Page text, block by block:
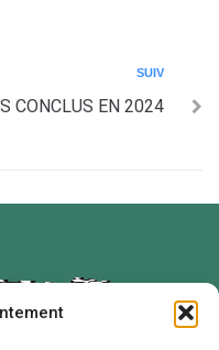
SUIV
CONCLUS EN 2024